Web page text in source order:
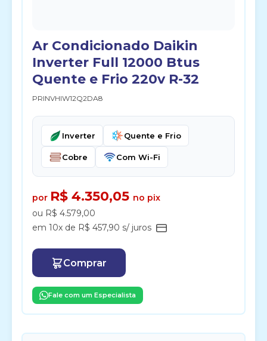
Ar Condicionado Daikin
Inverter Full 12000 Btus
Quente e Frio 220v R-32
PRINVHIW12Q2DA8
Inverter Quente e Frio
Cobre Com Wi-Fi
por R$ 4.350,05 no pix
ou R$ 4.579,00
em 10x de R$ 457,90 s/ juros
Comprar
Fale com um Especialista